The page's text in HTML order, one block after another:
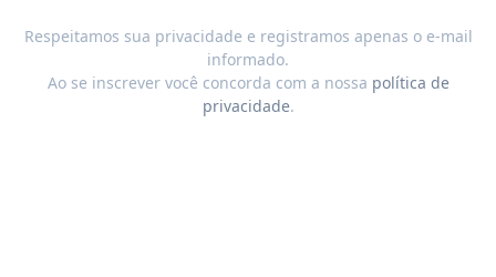
Respeitamos sua privacidade e registramos apenas o e-mail
informado.
Ao se inscrever você concorda com a nossa política de
privacidade.